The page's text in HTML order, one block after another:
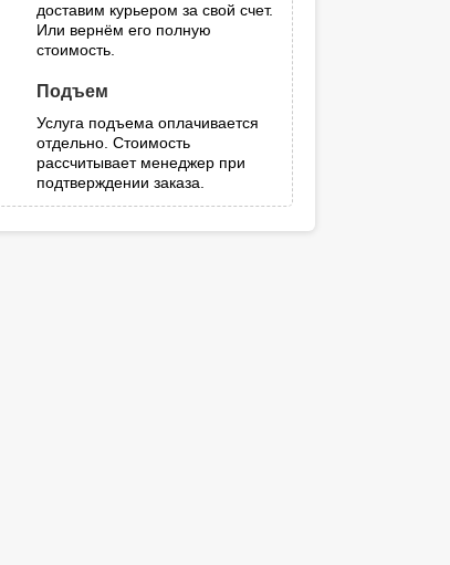
доставим курьером за свой счет.
Или вернём его полную
стоимость.
Подъем
Услуга подъема оплачивается
отдельно. Стоимость
рассчитывает менеджер при
подтверждении заказа.